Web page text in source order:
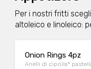
Per i nostri fritti
altoleico e linoleico:
Onion Rings 4pz
Anelli di cipolla*